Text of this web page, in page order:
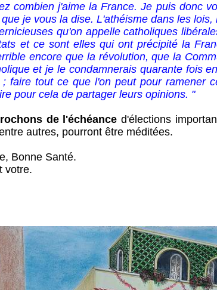
combien j'aime la France. Je puis donc
je vous la dise. L'athéisme dans les
qu'on appelle catholiques
et ce sont elles qui ont précipité la
encore que la révolution, que la
et je le condamnerais quarante fois
faire tout ce que l'on peut pour ramener
pour cela de partager leurs opinions. "
de l'échéance d'élections
autres, pourront être méditées.
Santé.